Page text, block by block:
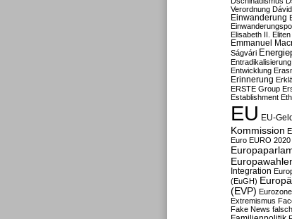
Verordnung
Einwanderung
Elisabeth II. Eliten
Emmanuel
Ságvári
Entradikalisierung
Entwicklung
Erinnerung
ERSTE Group
Establishment
EU EU-
Kommission
Euro EURO 2020
Integration
(EuGH)
(EVP) Eurozone
Extremismus
Fake News